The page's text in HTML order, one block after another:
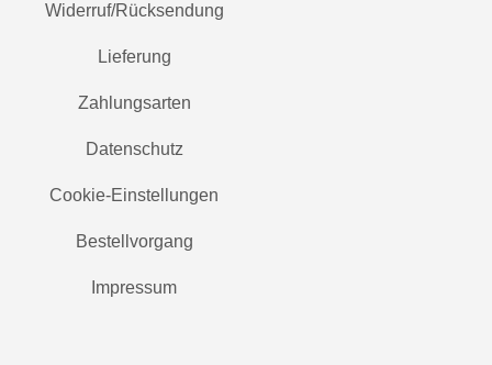
Widerruf/Rücksendung
Lieferung
Zahlungsarten
Datenschutz
Cookie-Einstellungen
Bestellvorgang
Impressum